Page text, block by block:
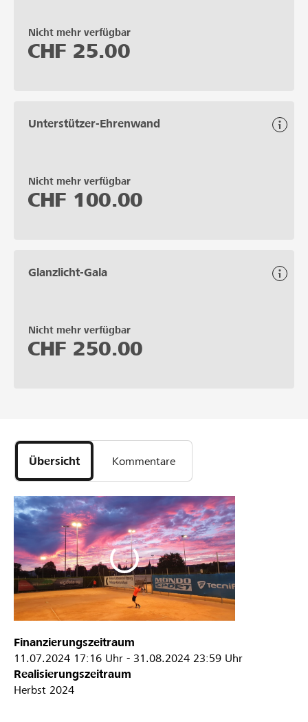
Nicht mehr verfügbar
CHF 25.00
Unterstützer-Ehrenwand
Nicht mehr verfügbar
CHF 100.00
Glanzlicht-Gala
Nicht mehr verfügbar
CHF 250.00
Übersicht Kommentare
Finanzierungszeitraum
11.07.2024 17:16 Uhr - 31.08.2024 23:59 Uhr
Realisierungszeitraum
Herbst 2024